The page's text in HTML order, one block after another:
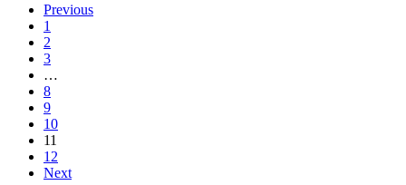
Previous
1
2
3
…
8
9
10
11
12
Next